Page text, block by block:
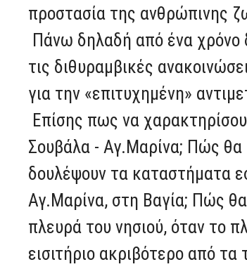
προστασία της ανθρώπινης
Πάνω δηλαδή από ένα χρόνο
τις διθυραμβικές
για την «επιτυχημένη»
Επίσης πως να
Σουβάλα - Αγ.Μαρίνα; Πώς θα
δουλέψουν τα καταστήματα
Αγ.Μαρίνα, στη Βαγία; Πώς
πλευρά του νησιού, όταν το
εισιτήριο ακριβότερο από